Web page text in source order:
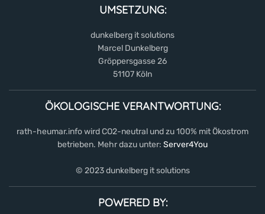
UMSETZUNG:
dunkelberg it solutions
Marcel Dunkelberg
Gröppersgasse 26
51107 Köln
ÖKOLOGISCHE VERANTWORTUNG:
rath-heumar.info wird CO2-neutral und zu 100% mit Ökostrom
betrieben. Mehr dazu unter: Server4You
© 2023 dunkelberg it solutions
POWERED BY: